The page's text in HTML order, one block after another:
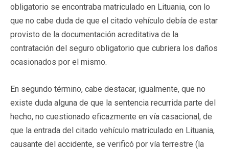
obligatorio se encontraba matriculado en Lituania, con lo
que no cabe duda de que el citado vehículo debía de estar
provisto de la documentación acreditativa de la
contratación del seguro obligatorio que cubriera los daños
ocasionados por el mismo.
En segundo término, cabe destacar, igualmente, que no
existe duda alguna de que la sentencia recurrida parte del
hecho, no cuestionado eficazmente en vía casacional, de
que la entrada del citado vehículo matriculado en Lituania,
causante del accidente, se verificó por vía terrestre (la